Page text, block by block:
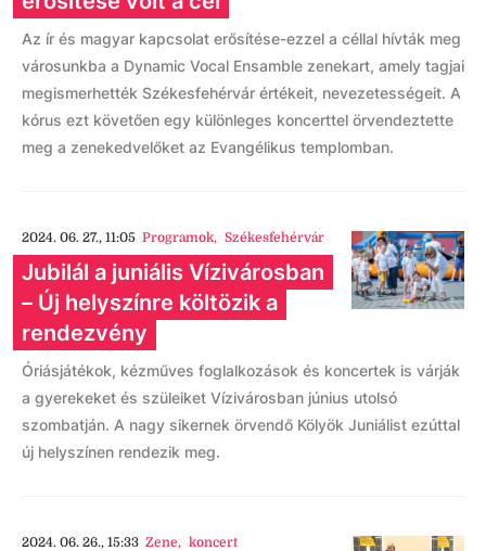
Az ír és magyar kapcsolat erősítése-ezzel a céllal hívták meg
városunkba a Dynamic Vocal Ensamble zenekart, amely tagjai
megismerhették Székesfehérvár értékeit, nevezetességeit. A
kórus ezt követően egy különleges koncerttel örvendeztette
meg a zenekedvelőket az Evangélikus templomban.
2024. 06. 27., 11:05 Programok, Székesfehérvár
Jubilál a juniális Vízivárosban
– Új helyszínre költözik a
rendezvény
Óriásjátékok, kézműves foglalkozások és koncertek is várják
a gyerekeket és szüleiket Vízivárosban június utolsó
szombatján. A nagy sikernek örvendő Kölyök Juniálist ezúttal
új helyszínen rendezik meg.
2024. 06. 26., 15:33 Zene, koncert